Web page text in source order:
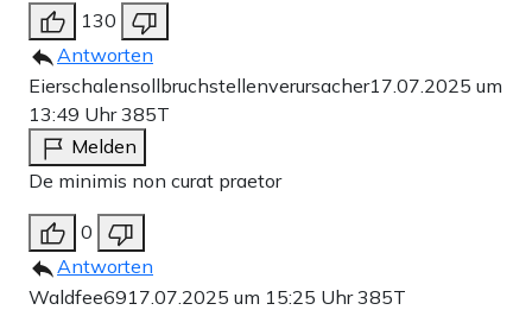
130
Antworten
Eierschalensollbruchstellenverursacher17.07.2025 um
13:49 Uhr385T
Melden
De minimis non curat praetor
0
Antworten
Waldfee6917.07.2025 um 15:25 Uhr385T